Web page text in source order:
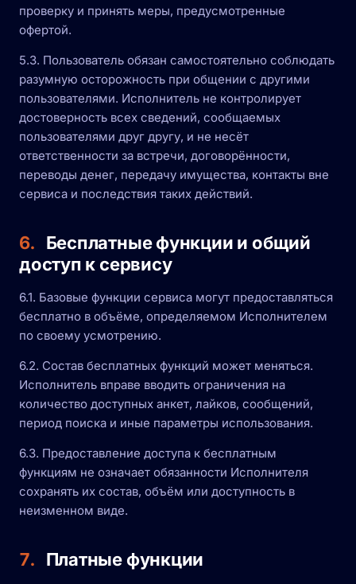
проверку и принять меры, предусмотренные
офертой.
5.3. Пользователь обязан самостоятельно соблюдать
разумную осторожность при общении с другими
пользователями. Исполнитель не контролирует
достоверность всех сведений, сообщаемых
пользователями друг другу, и не несёт
ответственности за встречи, договорённости,
переводы денег, передачу имущества, контакты вне
сервиса и последствия таких действий.
6.
Бесплатные функции и общий
доступ к сервису
6.1. Базовые функции сервиса могут предоставляться
бесплатно в объёме, определяемом Исполнителем
по своему усмотрению.
6.2. Состав бесплатных функций может меняться.
Исполнитель вправе вводить ограничения на
количество доступных анкет, лайков, сообщений,
период поиска и иные параметры использования.
6.3. Предоставление доступа к бесплатным
функциям не означает обязанности Исполнителя
сохранять их состав, объём или доступность в
неизменном виде.
7. Платные функции